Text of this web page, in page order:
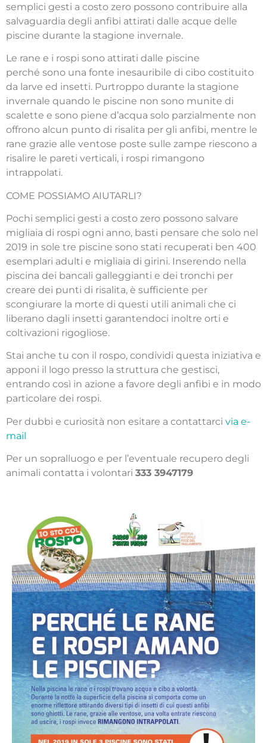
semplici gesti a costo zero possono contribuire alla
salvaguardia degli anfibi attirati dalle acque delle
piscine durante la stagione invernale.
Le rane e i rospi sono attirati dalle piscine
perché sono una fonte inesauribile di cibo costituito
da larve ed insetti. Purtroppo durante la stagione
invernale quando le piscine non sono munite di
scalette e sono piene d’acqua solo parzialmente non
offrono alcun punto di risalita per gli anfibi, mentre le
rane grazie alle ventose poste sulle zampe riescono a
risalire le pareti verticali, i rospi rimangono
intrappolati.
COME POSSIAMO AIUTARLI?
Pochi semplici gesti a costo zero possono salvare
migliaia di rospi ogni anno, basti pensare che solo nel
2019 in sole tre piscine sono stati recuperati ben 400
esemplari adulti e migliaia di girini. Inserendo nella
piscina dei bancali galleggianti e dei tronchi per
creare dei punti di risalita, è sufficiente per
scongiurare la morte di questi utili animali che ci
liberano dagli insetti garantendoci inoltre orti e
coltivazioni rigogliose.
Stai anche tu con il rospo, condividi questa iniziativa e
apponi il logo presso la struttura che gestisci,
entrando così in azione a favore degli anfibi e in modo
particolare dei rospi.
Per dubbi e curiosità non esitare a contattarci via e-
mail
Per un sopralluogo e per l’eventuale recupero degli
animali contatta i volontari 333 3947179